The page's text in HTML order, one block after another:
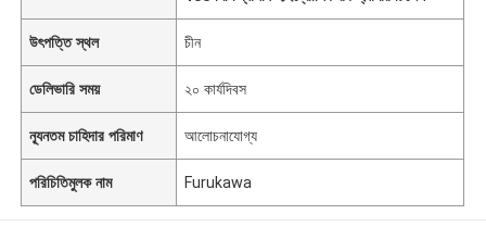
উৎপত্তি স্থল চীন
ডেলিভারি সময় ২০ কার্যদিবস
ন্যূনতম চাহিদার পরিমাণ আলোচনাযোগ্য
পরিচিতিমুলক নাম Furukawa